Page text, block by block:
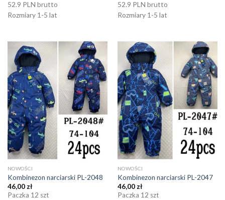
52.9 PLN brutto
Rozmiary 1-5 lat
52.9 PLN brutto
Rozmiary 1-5 lat
NOWOŚCI
Kombinezon narciarski PL-2048
46,00 zł
Paczka 12 szt
NOWOŚCI
Kombinezon narciarski PL-2047
46,00 zł
Paczka 12 szt